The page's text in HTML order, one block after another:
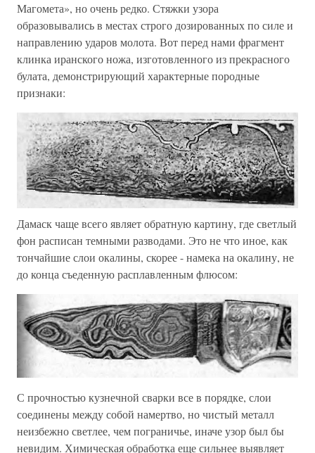
Магомета», но очень редко. Стяжки узора
образовывались в местах строго дозированных по силе и
направлению ударов молота. Вот перед нами фрагмент
клинка иранского ножа, изготовленного из прекрасного
булата, демонстрирующий характерные породные
признаки:
Дамаск чаще всего являет обратную картину, где светлый
фон расписан темными разводами. Это не что иное, как
тончайшие слои окалины, скорее - намека на окалину, не
до конца съеденную расплавленным флюсом:
С прочностью кузнечной сварки все в порядке, слои
соединены между собой намертво, но чистый металл
неизбежно светлее, чем пограничье, иначе узор был бы
невидим. Химическая обработка еще сильнее выявляет